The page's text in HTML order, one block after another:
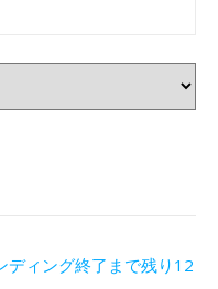
ディング終了まで残り12